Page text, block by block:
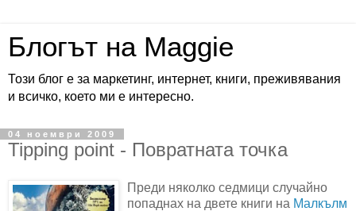
Блогът на Maggie
Този блог е за маркетинг, интернет, книги, преживявания
и всичко, което ми е интересно.
04 ноември 2009
Tipping point - Повратната точка
Преди няколко седмици случайно
попаднах на двете книги на Малкълм